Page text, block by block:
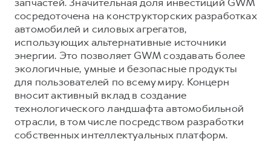
сосредоточена на конструкторских разработках
автомобилей и силовых агрегатов,
использующих альтернативные источники
энергии. Это позволяет GWM создавать более
экологичные, умные и безопасные продукты
для пользователей по всему миру. Концерн
вносит активный вклад в создание
технологического ландшафта автомобильной
отрасли, в том числе посредством разработки
собственных интеллектуальных платформ.